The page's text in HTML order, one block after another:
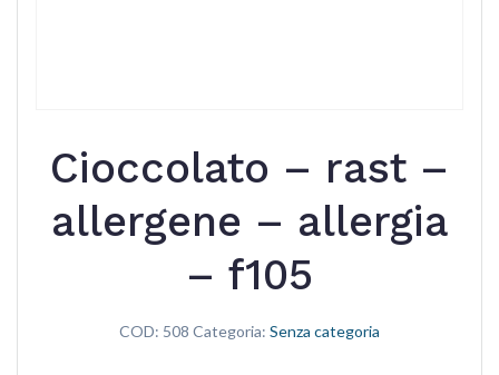
Cioccolato – rast –
allergene – allergia
– f105
COD: 508 Categoria: Senza categoria